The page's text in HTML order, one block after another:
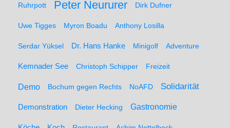
Ruhrpott Peter Neururer Dirk Dufner
Uwe Tigges Myron Boadu Anthony Losilla
Serdar Yüksel Dr. Hans Hanke Minigolf Adventure
Kemnader See Christoph Schipper Freizeit
Demo Bochum gegen Rechts NoAFD Solidarität
Demonstration Dieter Hecking Gastronomie